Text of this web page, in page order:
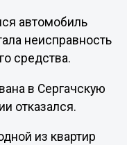
автомобиль
неисправность
средства.
в Сергачскую
отказался.
из квартир